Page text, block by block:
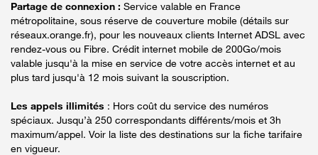
Partage de connexion : Service valable en France
métropolitaine, sous réserve de couverture mobile (détails sur
réseaux.orange.fr), pour les nouveaux clients Internet ADSL avec
rendez-vous ou Fibre. Crédit internet mobile de 200Go/mois
valable jusqu'à la mise en service de votre accès internet et au
plus tard jusqu'à 12 mois suivant la souscription.
Les appels illimités : Hors coût du service des numéros
spéciaux. Jusqu’à 250 correspondants différents/mois et 3h
maximum/appel. Voir la liste des destinations sur la fiche tarifaire
en vigueur.